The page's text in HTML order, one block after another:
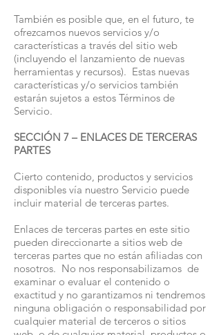
También es posible que, en el futuro, te
ofrezcamos nuevos servicios y/o
características a través del sitio web
(incluyendo el lanzamiento de nuevas
herramientas y recursos). Estas nuevas
características y/o servicios también
estarán sujetos a estos Términos de
Servicio.
SECCIÓN 7 – ENLACES DE TERCERAS
PARTES
Cierto contenido, productos y servicios
disponibles vía nuestro Servicio puede
incluir material de terceras partes.
Enlaces de terceras partes en este sitio
pueden direccionarte a sitios web de
terceras partes que no están afiliadas con
nosotros. No nos responsabilizamos de
examinar o evaluar el contenido o
exactitud y no garantizamos ni tendremos
ninguna obligación o responsabilidad por
cualquier material de terceros o sitios